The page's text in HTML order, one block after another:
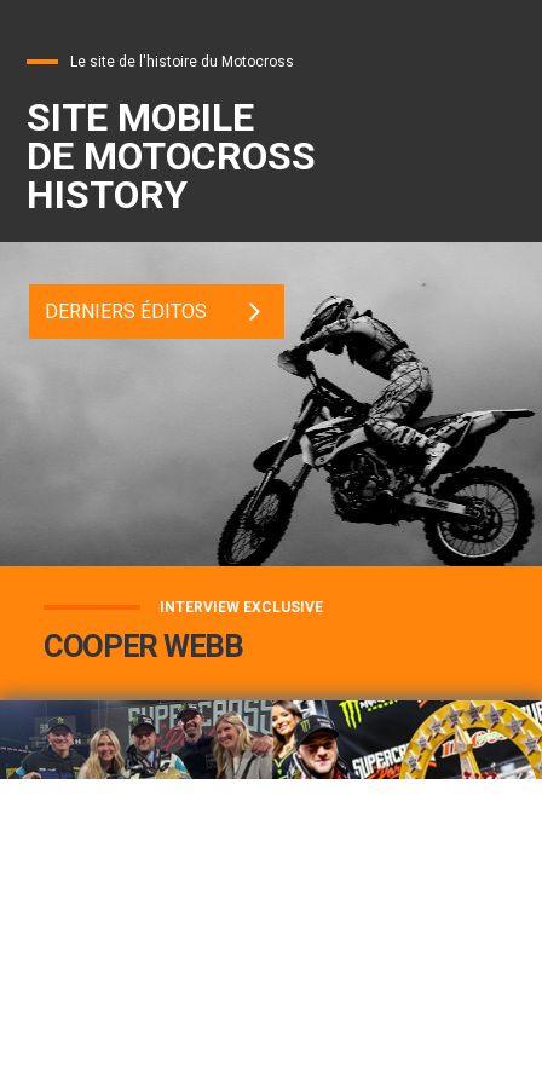
Le site de l'histoire du Motocross
SITE MOBILE
DE MOTOCROSS
HISTORY
DERNIERS ÉDITOS
INTERVIEW EXCLUSIVE
COOPER WEBB